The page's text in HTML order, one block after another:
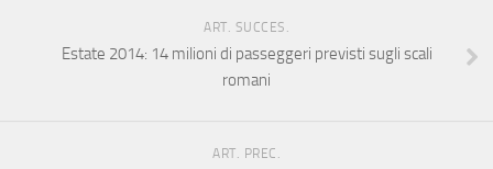
ART. SUCCES.
Estate 2014: 14 milioni di passeggeri previsti sugli scali
romani
ART. PREC.